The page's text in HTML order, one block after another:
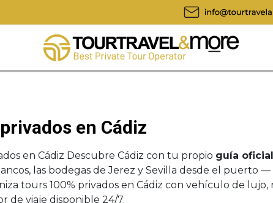
en Cádiz
en Cádiz Descubre Cádiz con tu propio guía
las bodegas de Jerez y Sevilla desde el puerto
tours 100% privados en Cádiz con vehículo de
de viaje disponible 24/7.